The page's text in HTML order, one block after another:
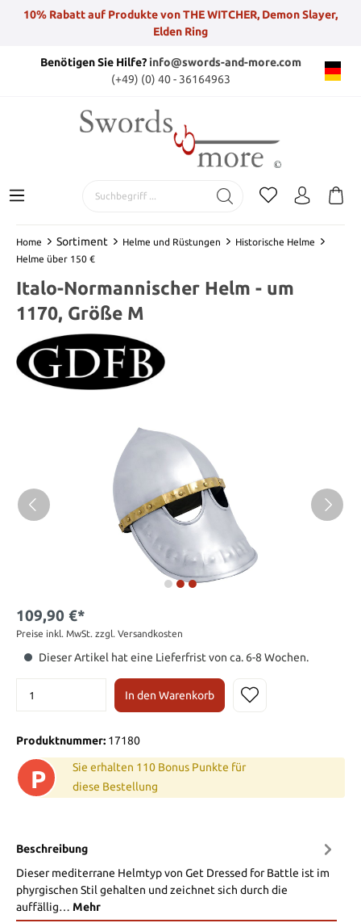
10% Rabatt auf Produkte von THE WITCHER, Demon Slayer,
Elden Ring
Benötigen Sie Hilfe?info@swords-and-more.com
(+49) (0) 40 - 36164963
Home Sortiment Helme und Rüstungen
Historische Helme
Helme über 150 €
Italo-Normannischer Helm - um
1170, Größe M
109,90 €*
Preise inkl. MwSt. zzgl. Versandkosten
Dieser Artikel hat eine Lieferfrist von ca. 6-8 Wochen.
In den Warenkorb
Produktnummer: 17180
P
Sie erhalten 110 Bonus Punkte für
diese Bestellung
Beschreibung
Dieser mediterrane Helmtyp von Get Dressed for Battle ist im
phyrgischen Stil gehalten und zeichnet sich durch die
auffällig… Mehr